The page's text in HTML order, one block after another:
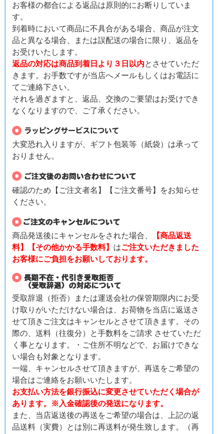
お客様の都合による返品は原則的にお断りしていま
す。
到着時において商品に不具合がある場合、商品が注文
品と異なる場合、または誤配送の場合に限り、返品を
お受けいたします。
返品の対応は商品到着日より３日以内とさせていただ
きます。お手数ですが当店へメールもしくはお電話に
てご連絡下さい。
それを過ぎますと、返品、交換のご要望はお受けでき
なくなりますので、ご了承ください。
大変恐れ入りますが、ギフト包装等（紙袋）は承って
おりません。
確認のため【ご注文者名】【ご注文番号】をお知らせ
ください。
商品発送後にキャンセルをされた場合、
【商品返送
料】【その他かかる手数料】 はご注文いただきました
お客様にご負担をお願いしております。
受取辞退（拒否）または運送会社の保管期限内にお受
け取りがいただけない場合は、お荷物を当店に返送さ
せて頂きご注文はキャンセルとさせて頂きます。その
際の、送料（往復分）と手数料をご請求 させていただ
く事となります。・ご住所不明などで、お届けできな
い場合も対象となります。
一端、キャンセルさせて頂きますが、再送をご希望の
場合はご連絡をお願いいたします。
お支払い方法を銀行振込に変更させていただく場合が
あります。※入金確認後の発送になります。
また、当店返送後の再送をご希望の場合は、上記の返
品送料（実費）とは別に再送料が発生致します。（再